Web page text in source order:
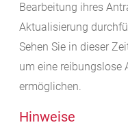
Bearbeitung ihres
Aktualisierung
Sehen Sie in dieser
um eine reibungslose
ermöglichen.
Hinweise